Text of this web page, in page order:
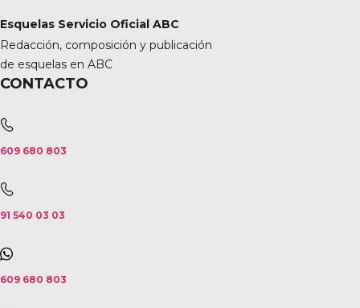
Esquelas Servicio Oficial ABC
Redacción, composición y publicación
de esquelas en ABC
CONTACTO
609 680 803
91 540 03 03
609 680 803